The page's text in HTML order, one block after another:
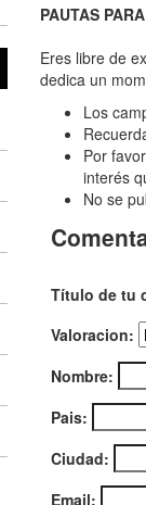
Erawol:
la
última
leyenda
del
Bosque
Azul"
PAUTAS
Eres libre de
dedica un
Los
Por
interés
No se
Título de tu
Valoracion:
Nombre:
Pais:
Ciudad:
Email: